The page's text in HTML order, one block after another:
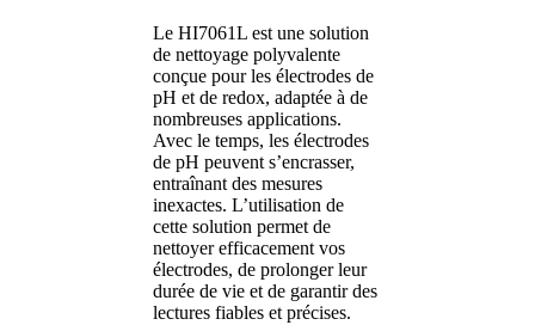
Le HI7061L est une solution
de nettoyage polyvalente
conçue pour les électrodes de
pH et de redox, adaptée à de
nombreuses applications.
Avec le temps, les électrodes
de pH peuvent s’encrasser,
entraînant des mesures
inexactes. L’utilisation de
cette solution permet de
nettoyer efficacement vos
électrodes, de prolonger leur
durée de vie et de garantir des
lectures fiables et précises.